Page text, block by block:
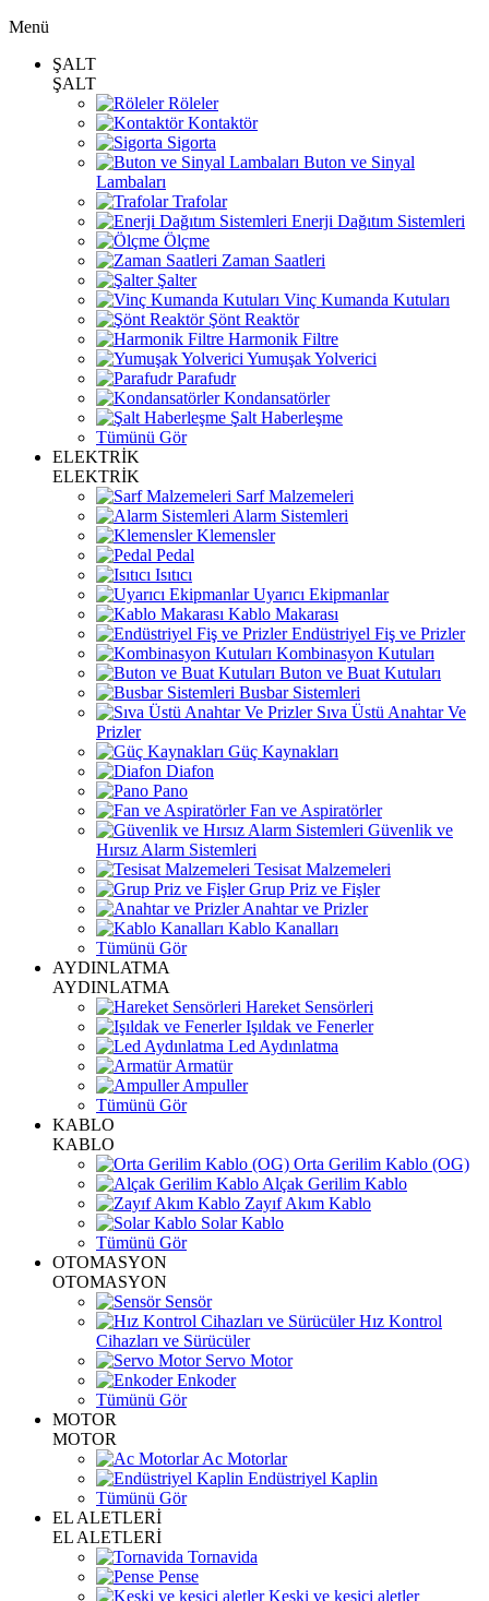
Menü
ŞALT
ŞALT
Röleler
Kontaktör
Sigorta
Buton ve Sinyal
Lambaları
Trafolar
Enerji Dağıtım Sistemleri
Ölçme
Zaman Saatleri
Şalter
Vinç Kumanda Kutuları
Şönt Reaktör
Harmonik Filtre
Yumuşak Yolverici
Parafudr
Kondansatörler
Şalt Haberleşme
Tümünü Gör
ELEKTRİK
ELEKTRİK
Sarf Malzemeleri
Alarm Sistemleri
Klemensler
Pedal
Isıtıcı
Uyarıcı Ekipmanlar
Kablo Makarası
Endüstriyel Fiş ve Prizler
Kombinasyon Kutuları
Buton ve Buat Kutuları
Busbar Sistemleri
Sıva Üstü Anahtar Ve
Prizler
Güç Kaynakları
Diafon
Pano
Fan ve Aspiratörler
Güvenlik ve
Hırsız Alarm Sistemleri
Tesisat Malzemeleri
Grup Priz ve Fişler
Anahtar ve Prizler
Kablo Kanalları
Tümünü Gör
AYDINLATMA
AYDINLATMA
Hareket Sensörleri
Işıldak ve Fenerler
Led Aydınlatma
Armatür
Ampuller
Tümünü Gör
KABLO
KABLO
Orta Gerilim Kablo (OG)
Alçak Gerilim Kablo
Zayıf Akım Kablo
Solar Kablo
Tümünü Gör
OTOMASYON
OTOMASYON
Sensör
Hız Kontrol
Cihazları ve Sürücüler
Servo Motor
Enkoder
Tümünü Gör
MOTOR
MOTOR
Ac Motorlar
Endüstriyel Kaplin
Tümünü Gör
EL ALETLERİ
EL ALETLERİ
Tornavida
Pense
Keski ve kesici aletler